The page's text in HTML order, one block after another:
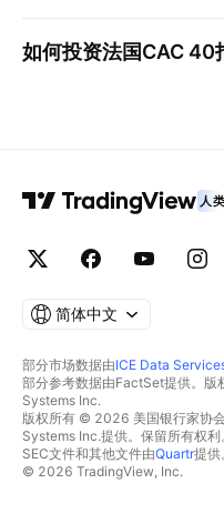
如何投资法国CAC 40
人
简体中文
部分市场数据由ICE Data
部分参考数据由FactSet提供。
Systems Inc.
版权所有 © 2026 美国银行家协
Systems Inc.提供。保留所有权利
SEC文件和其他文件由Quartr提供
© 2026 TradingView, Inc.